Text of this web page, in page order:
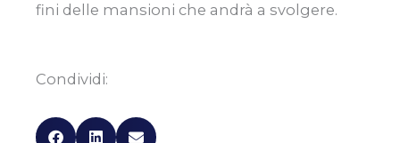
fini delle mansioni che andrà a svolgere.
Condividi: